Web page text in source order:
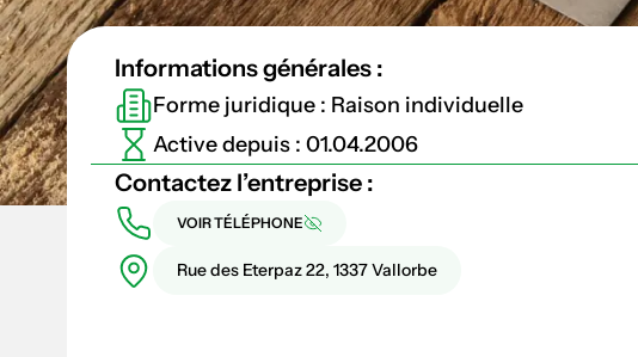
Informations générales :
Forme juridique : Raison individuelle
Active depuis : 01.04.2006
Contactez l’entreprise :
VOIR TÉLÉPHONE
Rue des Eterpaz 22, 1337 Vallorbe